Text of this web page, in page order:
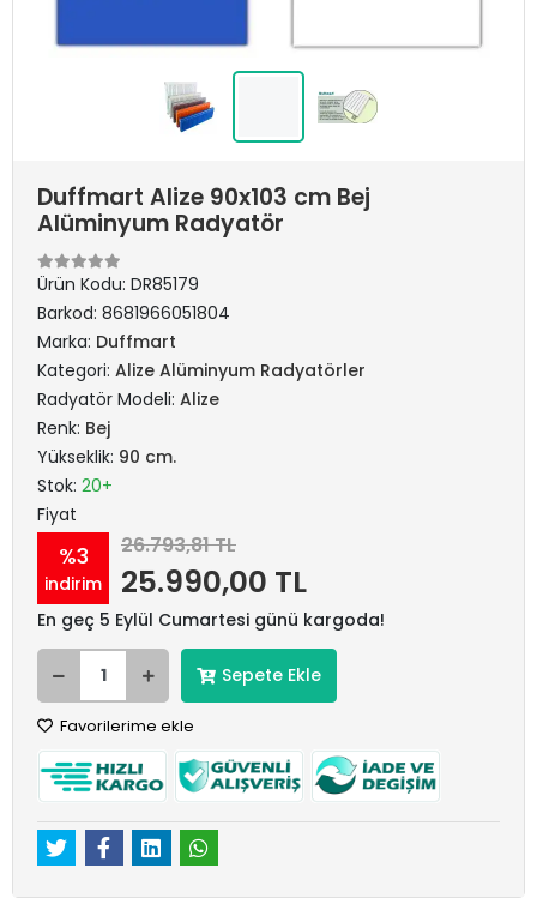
Duffmart Alize 90x103 cm Bej
Alüminyum Radyatör
Ürün Kodu: DR85179
Barkod: 8681966051804
Marka: Duffmart
Kategori: Alize Alüminyum Radyatörler
Radyatör Modeli: Alize
Renk: Bej
Yükseklik: 90 cm.
Stok: 20+
Fiyat
%3
indirim
26.793,81 TL
25.990,00 TL
En geç 5 Eylül Cumartesi günü kargoda!
Sepete Ekle
Favorilerime ekle